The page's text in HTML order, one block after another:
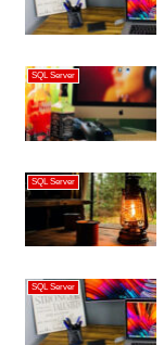
SQL Server
SQL Server
SQL Server